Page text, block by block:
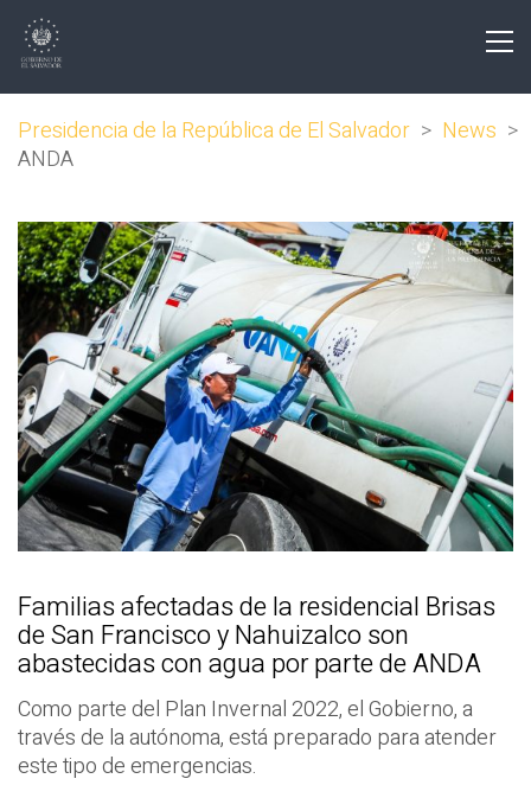
Presidencia de la República de El Salvador > News >
ANDA
Familias afectadas de la residencial Brisas
de San Francisco y Nahuizalco son
abastecidas con agua por parte de ANDA
Como parte del Plan Invernal 2022, el Gobierno, a
través de la autónoma, está preparado para atender
este tipo de emergencias.